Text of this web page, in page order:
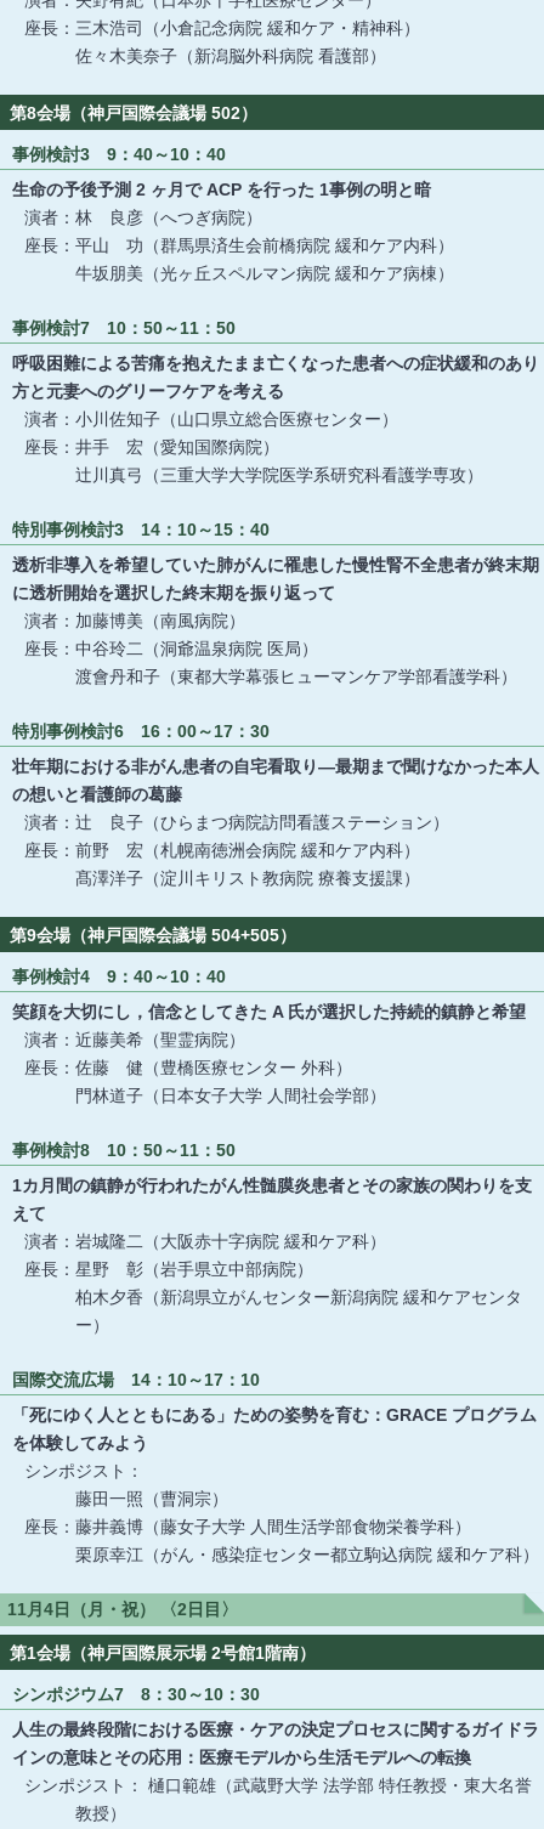
座長：三木浩司（小倉記念病院 緩和ケア・精神科）
佐々木美奈子（新潟脳外科病院 看護部）
第8会場（神戸国際会議場 502）
事例検討3 9：40～10：40
生命の予後予測 2 ヶ月で ACP を行った 1事例の明と暗
演者：林 良彦（へつぎ病院）
座長：平山 功（群馬県済生会前橋病院 緩和ケア内科）
牛坂朋美（光ヶ丘スペルマン病院 緩和ケア病棟）
事例検討7 10：50～11：50
呼吸困難による苦痛を抱えたまま亡くなった患者への症状緩和のあり
方と元妻へのグリーフケアを考える
演者：小川佐知子（山口県立総合医療センター）
座長：井手 宏（愛知国際病院）
辻川真弓（三重大学大学院医学系研究科看護学専攻）
特別事例検討3 14：10～15：40
透析非導入を希望していた肺がんに罹患した慢性腎不全患者が終末期
に透析開始を選択した終末期を振り返って
演者：加藤博美（南風病院）
座長：中谷玲二（洞爺温泉病院 医局）
渡會丹和子（東都大学幕張ヒューマンケア学部看護学科）
特別事例検討6 16：00～17：30
壮年期における非がん患者の自宅看取り―最期まで聞けなかった本人
の想いと看護師の葛藤
演者：辻 良子（ひらまつ病院訪問看護ステーション）
座長：前野 宏（札幌南徳洲会病院 緩和ケア内科）
髙澤洋子（淀川キリスト教病院 療養支援課）
第9会場（神戸国際会議場 504+505）
事例検討4 9：40～10：40
笑顔を大切にし，信念としてきた A 氏が選択した持続的鎮静と希望
演者：近藤美希（聖霊病院）
座長：佐藤 健（豊橋医療センター 外科）
門林道子（日本女子大学 人間社会学部）
事例検討8 10：50～11：50
1カ月間の鎮静が行われたがん性髄膜炎患者とその家族の関わりを支
えて
演者：岩城隆二（大阪赤十字病院 緩和ケア科）
座長：星野 彰（岩手県立中部病院）
柏木夕香（新潟県立がんセンター新潟病院 緩和ケアセンタ
ー）
国際交流広場 14：10～17：10
「死にゆく人とともにある」ための姿勢を育む：GRACE プログラム
を体験してみよう
シンポジスト：
藤田一照（曹洞宗）
座長：藤井義博（藤女子大学 人間生活学部食物栄養学科）
栗原幸江（がん・感染症センター都立駒込病院 緩和ケア科）
11月4日（月・祝） 〈2日目〉
第1会場（神戸国際展示場 2号館1階南）
シンポジウム7 8：30～10：30
人生の最終段階における医療・ケアの決定プロセスに関するガイドラ
インの意味とその応用：医療モデルから生活モデルへの転換
シンポジスト： 樋口範雄（武蔵野大学 法学部 特任教授・東大名誉
教授）